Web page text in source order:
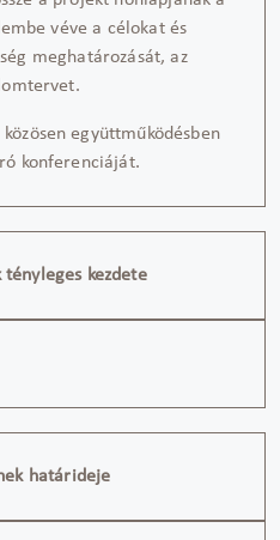
vévea célokatés
meghatározását, az
et.
együttműködésben
konferenciáját.
kezdete
határideje